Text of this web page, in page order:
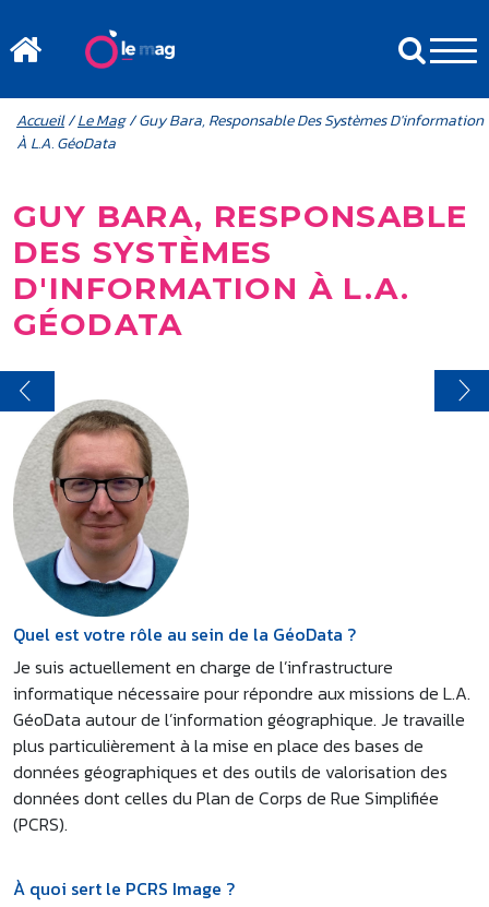
MENU MOBILE
FIL D'ARIANE
Accueil/Le Mag/ Guy Bara, Responsable Des Systèmes D'information
À L.A. GéoData
GUY BARA, RESPONSABLE
DES SYSTÈMES
D'INFORMATION À L.A.
GÉODATA
Quel est votre rôle au sein de la GéoData ?
Je suis actuellement en charge de l’infrastructure
informatique nécessaire pour répondre aux missions de L.A.
GéoData autour de l’information géographique. Je travaille
plus particulièrement à la mise en place des bases de
données géographiques et des outils de valorisation des
données dont celles du Plan de Corps de Rue Simplifiée
(PCRS).
À quoi sert le PCRS Image ?